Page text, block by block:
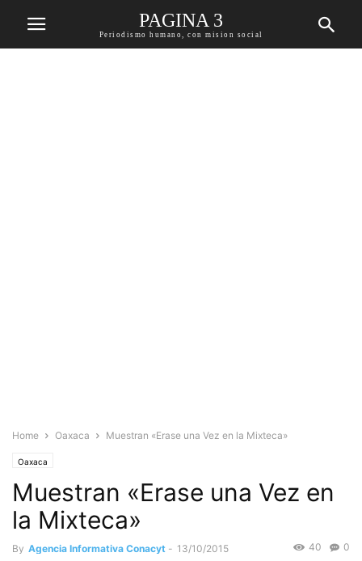
PAGINA 3
Periodismo humano, con mision social
Home Oaxaca Muestran «Erase una Vez en la Mixteca»
Oaxaca
Muestran «Erase una Vez en
la Mixteca»
By Agencia Informativa Conacyt - 13/10/2015 0
40